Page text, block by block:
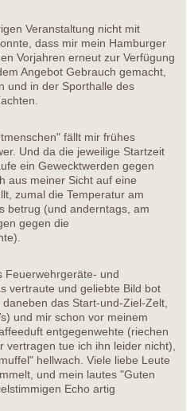
Veranstaltung nicht mit
dass mir mein Hamburger
Vorjahren erneut zur Verfügung
Angebot Gebrauch gemacht,
und in der Sporthalle des
fällt mir frühes
Und da die jeweilige Startzeit
ein Gewecktwerden gegen
aus meiner Sicht auf eine
zumal die Temperatur am
betrug (und anderntags, am
gegen die
Feuerwehrgeräte- und
vertraute und geliebte Bild bot
das Start-und-Ziel-Zelt,
und mir schon vor meinem
entgegenwehte (riechen
vertragen tue ich ihn leider nicht),
hellwach. Viele liebe Leute
und mein lautes "Guten
Echo artig